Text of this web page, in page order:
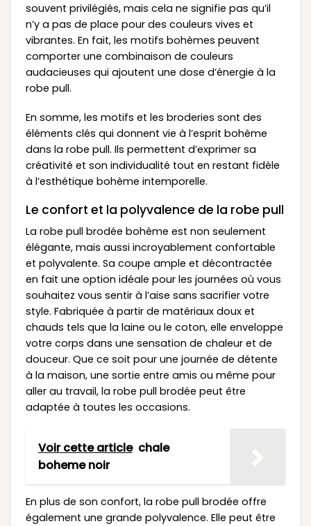
souvent privilégiés, mais cela ne signifie pas qu’il
n’y a pas de place pour des couleurs vives et
vibrantes. En fait, les motifs bohèmes peuvent
comporter une combinaison de couleurs
audacieuses qui ajoutent une dose d’énergie à la
robe pull.
En somme, les motifs et les broderies sont des
éléments clés qui donnent vie à l’esprit bohème
dans la robe pull. Ils permettent d’exprimer sa
créativité et son individualité tout en restant fidèle
à l’esthétique bohème intemporelle.
Le confort et la polyvalence de la robe pull
La robe pull brodée bohème est non seulement
élégante, mais aussi incroyablement confortable
et polyvalente. Sa coupe ample et décontractée
en fait une option idéale pour les journées où vous
souhaitez vous sentir à l’aise sans sacrifier votre
style. Fabriquée à partir de matériaux doux et
chauds tels que la laine ou le coton, elle enveloppe
votre corps dans une sensation de chaleur et de
douceur. Que ce soit pour une journée de détente
à la maison, une sortie entre amis ou même pour
aller au travail, la robe pull brodée peut être
adaptée à toutes les occasions.
Voir cette article chale
boheme noir
En plus de son confort, la robe pull brodée offre
également une grande polyvalence. Elle peut être